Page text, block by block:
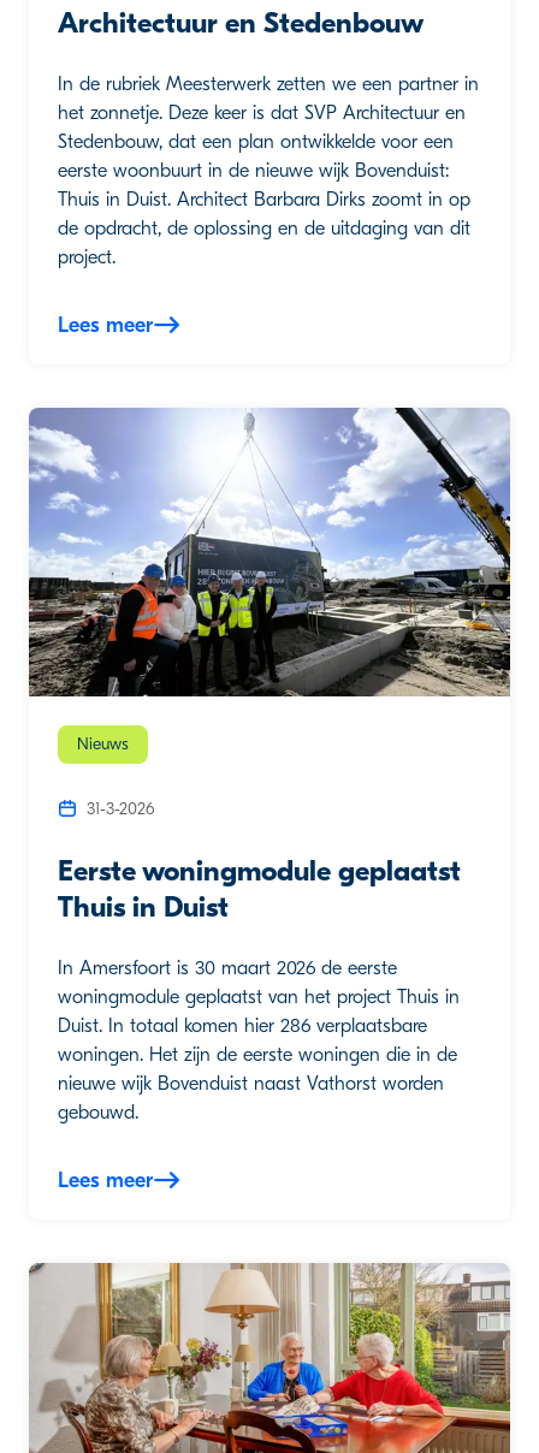
Architectuur en Stedenbouw
In de rubriek Meesterwerk zetten we een partner in
het zonnetje. Deze keer is dat SVP Architectuur en
Stedenbouw, dat een plan ontwikkelde voor een
eerste woonbuurt in de nieuwe wijk Bovenduist:
Thuis in Duist. Architect Barbara Dirks zoomt in op
de opdracht, de oplossing en de uitdaging van dit
project.
Lees meer
Nieuws
31-3-2026
Eerste woningmodule geplaatst
Thuis in Duist
In Amersfoort is 30 maart 2026 de eerste
woningmodule geplaatst van het project Thuis in
Duist. In totaal komen hier 286 verplaatsbare
woningen. Het zijn de eerste woningen die in de
nieuwe wijk Bovenduist naast Vathorst worden
gebouwd.
Lees meer